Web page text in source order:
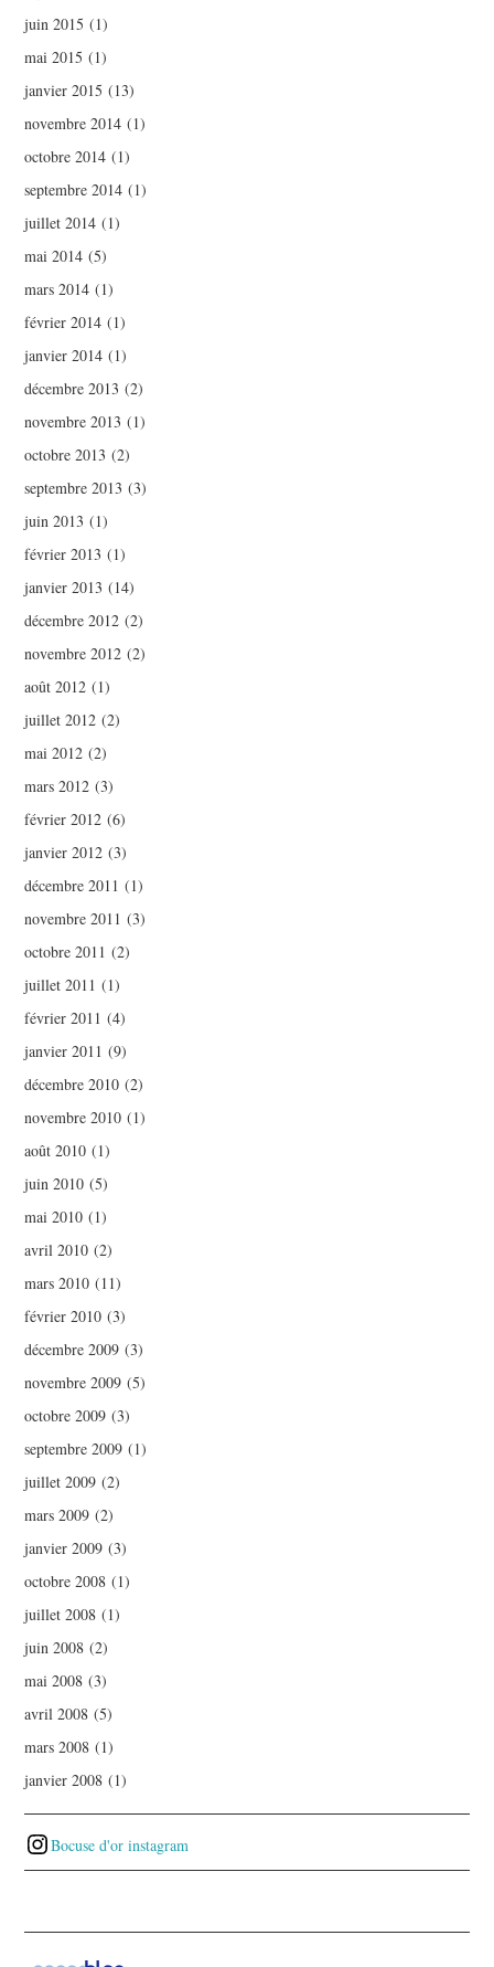
juin 2015 (1)
mai 2015 (1)
janvier 2015 (13)
novembre 2014 (1)
octobre 2014 (1)
septembre 2014 (1)
juillet 2014 (1)
mai 2014 (5)
mars 2014 (1)
février 2014 (1)
janvier 2014 (1)
décembre 2013 (2)
novembre 2013 (1)
octobre 2013 (2)
septembre 2013 (3)
juin 2013 (1)
février 2013 (1)
janvier 2013 (14)
décembre 2012 (2)
novembre 2012 (2)
août 2012 (1)
juillet 2012 (2)
mai 2012 (2)
mars 2012 (3)
février 2012 (6)
janvier 2012 (3)
décembre 2011 (1)
novembre 2011 (3)
octobre 2011 (2)
juillet 2011 (1)
février 2011 (4)
janvier 2011 (9)
décembre 2010 (2)
novembre 2010 (1)
août 2010 (1)
juin 2010 (5)
mai 2010 (1)
avril 2010 (2)
mars 2010 (11)
février 2010 (3)
décembre 2009 (3)
novembre 2009 (5)
octobre 2009 (3)
septembre 2009 (1)
juillet 2009 (2)
mars 2009 (2)
janvier 2009 (3)
octobre 2008 (1)
juillet 2008 (1)
juin 2008 (2)
mai 2008 (3)
avril 2008 (5)
mars 2008 (1)
janvier 2008 (1)
Bocuse d'or instagram